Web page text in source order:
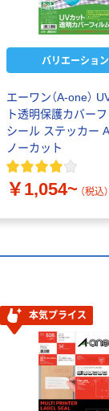
バリエーション
エーワン（A-one）
ト透明保護カバー
シール ステッカー
ノーカット
￥1,054~ （税込）
本気プライス